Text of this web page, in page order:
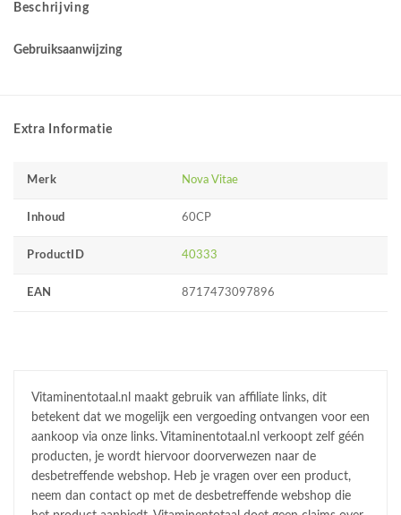
Beschrijving
Gebruiksaanwijzing
Extra Informatie
Merk Nova Vitae
Inhoud 60CP
ProductID 40333
EAN 8717473097896
Vitaminentotaal.nl maakt gebruik van affiliate links, dit
betekent dat we mogelijk een vergoeding ontvangen voor een
aankoop via onze links. Vitaminentotaal.nl verkoopt zelf géén
producten, je wordt hiervoor doorverwezen naar de
desbetreffende webshop. Heb je vragen over een product,
neem dan contact op met de desbetreffende webshop die